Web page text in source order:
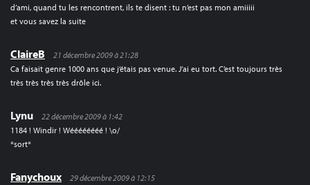
d’ami, quand tu les rencontrent, ils te disent : tu n’est pas mon amiiiii
et vous savez la suite
ClaireB
21 décembre 2009 à 21:28
Ca faisait genre 1000 ans que j’étais pas venue. J’ai eu tort. C’est toujours très
très très très très drôle ici.
Lynu
22 décembre 2009 à 1:42
1184 ! Windir ! Wéééééééé ! \o/
*sort*
Fanychoux
29 décembre 2009 à 12:15